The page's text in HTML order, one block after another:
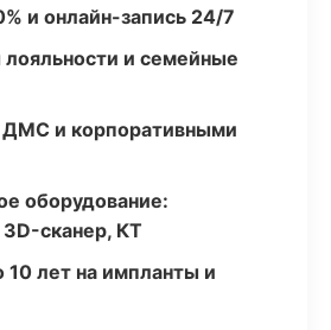
и онлайн-запись 24/7
и семейные
ДМС и корпоративными
оборудование:
сканер, КТ
10 лет на импланты и